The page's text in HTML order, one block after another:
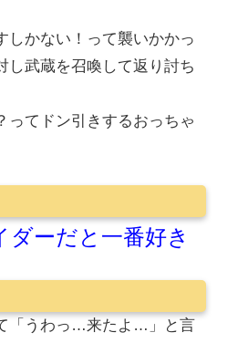
しかない！って襲いかかっ
し武蔵を召喚して返り討ち
ってドン引きするおっちゃ
ダーだと一番好き
「うわっ…来たよ…」と言